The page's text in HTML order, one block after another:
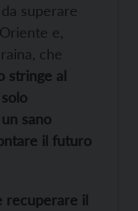
superare
e,
che
stringe al
sano
il futuro
recuperare il